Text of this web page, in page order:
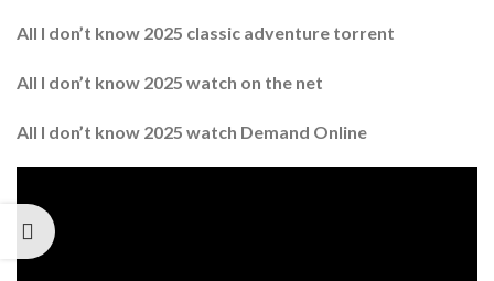
All I don’t know 2025 classic adventure torrent
All I don’t know 2025 watch on the net
All I don’t know 2025 watch Demand Online